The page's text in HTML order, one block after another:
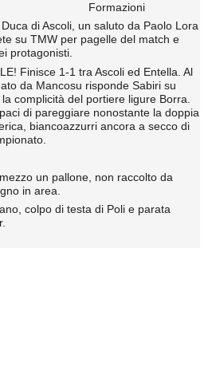
Formazioni
Duca di Ascoli, un saluto da Paolo Lora
su TMW per pagelle del match e
protagonisti.
Finisce 1-1 tra Ascoli ed Entella. Al
da Mancosu risponde Sabiri su
complicità del portiere ligure Borra.
di pareggiare nonostante la doppia
biancoazzurri ancora a secco di
un pallone, non raccolto da
in area.
colpo di testa di Poli e parata